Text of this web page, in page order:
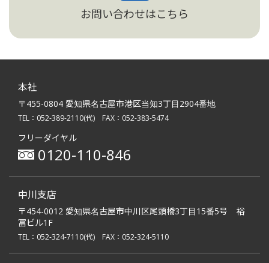
お問い合わせはこちら
本社
〒455-0804 愛知県名古屋市港区当知3丁目2904番地
TEL： 052-389-2110(代) FAX：052-383-5474
フリーダイヤル
0120-110-846
中川支店
〒454-0012 愛知県名古屋市中川区尾頭橋3丁目15番5号 裕
冨ビル1F
TEL： 052-324-7110(代) FAX：052-324-5110